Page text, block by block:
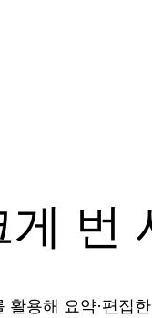
번
활용해 요약·편집